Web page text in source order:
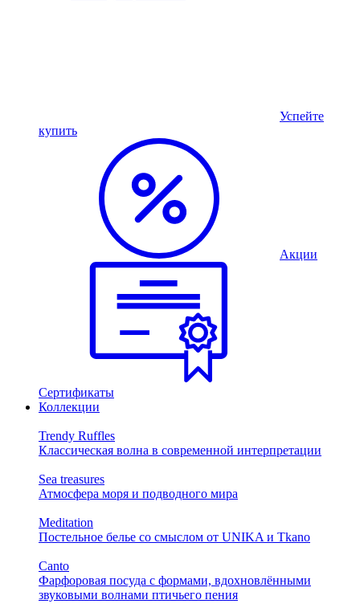
Успейте
купить
Акции
Сертификаты
Коллекции
Trendy Ruffles
Классическая волна в современной интерпретации
Sea treasures
Атмосфера моря и подводного мира
Meditation
Постельное белье со смыслом от UNIKA и Tkano
Canto
Фарфоровая посуда с формами, вдохновлёнными
звуковыми волнами птичьего пения